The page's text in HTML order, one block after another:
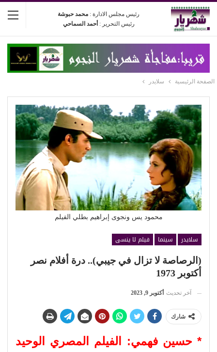
رئيس مجلس الادارة : محمد حبوشة
رئيس التحرير : أحمد السماحي
الصفحة الرئيسية سلايدر
محمود يس ونجوى إبراهيم بطلي الفيلم
سلايدر سينما
فيلم لا ينسى
(الرصاصة لا تزال في جيبي).. درة أفلام نصر
أكتوبر 1973
آخر تحديث أكتوبر 9, 2023
شارك
* حسين فهمي: الفيلم المصري الوحيد